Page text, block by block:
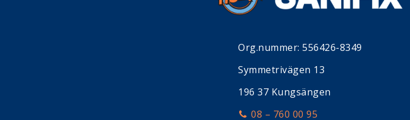
Org.nummer: 556426-8349
Symmetrivägen 13
196 37 Kungsängen
08 – 760 00 95